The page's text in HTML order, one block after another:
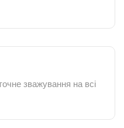
зважування на всі